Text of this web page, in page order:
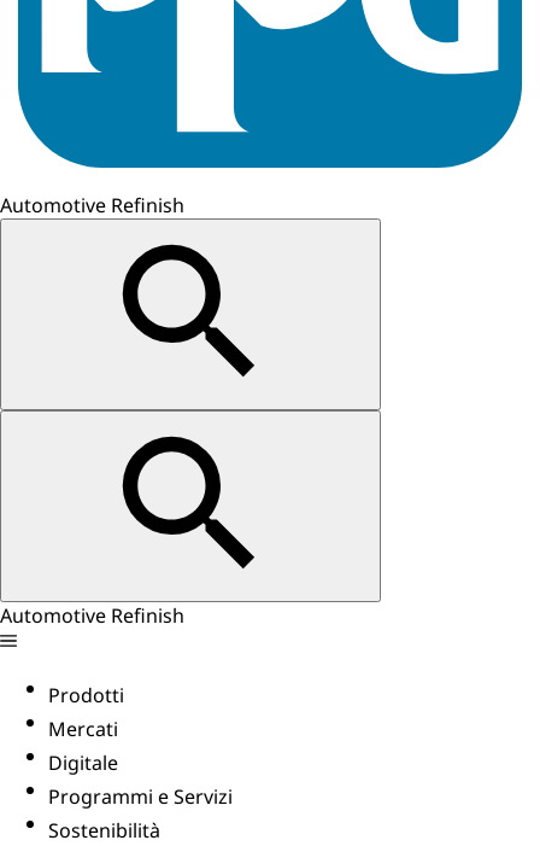
Automotive Refinish
Automotive Refinish
Prodotti
Mercati
Digitale
Programmi e Servizi
Sostenibilità